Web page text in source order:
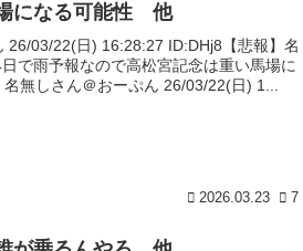
になる可能性 他
26/03/22(日) 16:28:27 ID:DHj8【悲報】名
で雨予報なので高松宮記念は重い馬場に
無しさん＠おーぷん 26/03/22(日) 1...
2026.03.23 7